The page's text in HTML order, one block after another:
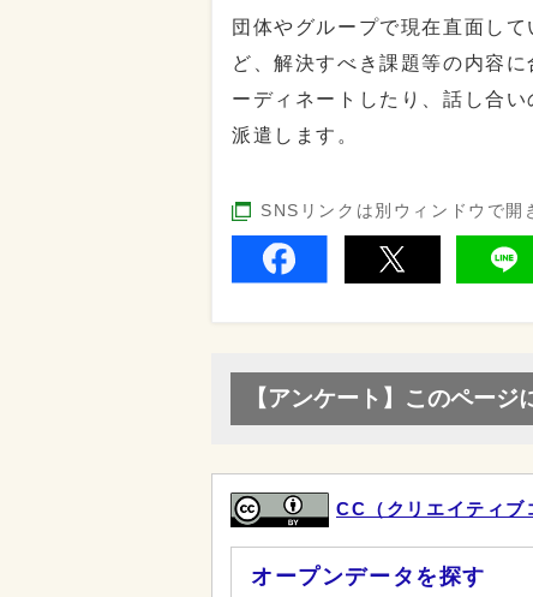
団体やグループで現在直面し
ど、解決すべき課題等の内容
ーディネートしたり、話し合
派遣します。
SNSリンクは別ウィンドウで開
【アンケート】このペー
CC（クリエイティブ
オープンデータを探す